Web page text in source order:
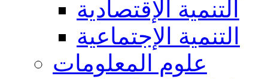
التنمية الإقتصادية
التنمية الإجتماعية
علوم المعلومات